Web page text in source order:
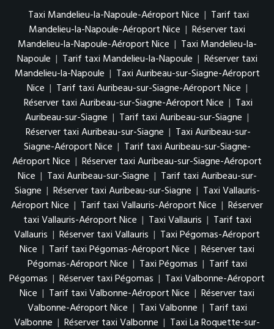
Taxi Mandelieu-la-Napoule-Aéroport Nice | Tarif taxi
Mandelieu-la-Napoule-Aéroport Nice | Réserver taxi
Mandelieu-la-Napoule-Aéroport Nice | Taxi Mandelieu-la-
Napoule | Tarif taxi Mandelieu-la-Napoule | Réserver taxi
Mandelieu-la-Napoule | Taxi Auribeau-sur-Siagne-Aéroport
Nice | Tarif taxi Auribeau-sur-Siagne-Aéroport Nice |
Réserver taxi Auribeau-sur-Siagne-Aéroport Nice | Taxi
Auribeau-sur-Siagne | Tarif taxi Auribeau-sur-Siagne |
Réserver taxi Auribeau-sur-Siagne | Taxi Auribeau-sur-
Siagne-Aéroport Nice | Tarif taxi Auribeau-sur-Siagne-
Aéroport Nice | Réserver taxi Auribeau-sur-Siagne-Aéroport
Nice | Taxi Auribeau-sur-Siagne | Tarif taxi Auribeau-sur-
Siagne | Réserver taxi Auribeau-sur-Siagne | Taxi Vallauris-
Aéroport Nice | Tarif taxi Vallauris-Aéroport Nice | Réserver
taxi Vallauris-Aéroport Nice | Taxi Vallauris | Tarif taxi
Vallauris | Réserver taxi Vallauris | Taxi Pégomas-Aéroport
Nice | Tarif taxi Pégomas-Aéroport Nice | Réserver taxi
Pégomas-Aéroport Nice | Taxi Pégomas | Tarif taxi
Pégomas | Réserver taxi Pégomas | Taxi Valbonne-Aéroport
Nice | Tarif taxi Valbonne-Aéroport Nice | Réserver taxi
Valbonne-Aéroport Nice | Taxi Valbonne | Tarif taxi
Valbonne | Réserver taxi Valbonne | Taxi La Roquette-sur-